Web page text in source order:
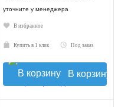
уточните у менеджера
В избранное
Купить в 1 клик Под заказ
В корзину